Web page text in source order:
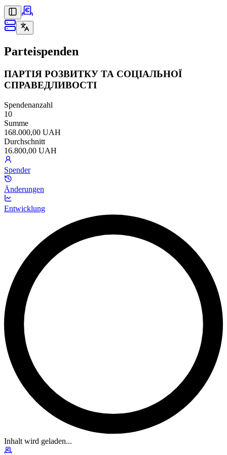
Parteispenden
ПАРТІЯ РОЗВИТКУ ТА СОЦІАЛЬНОЇ
СПРАВЕДЛИВОСТІ
Spendenanzahl
10
Summe
168.000,00 UAH
Durchschnitt
16.800,00 UAH
Spender
Änderungen
Entwicklung
Inhalt wird geladen...